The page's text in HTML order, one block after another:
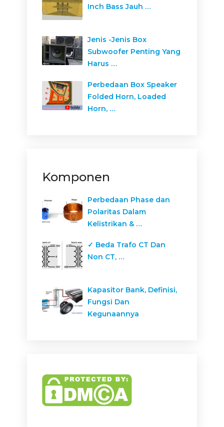
Inch Bass Jauh …
Jenis -Jenis Box
Subwoofer Penting Yang
Harus …
Perbedaan Box Speaker
Folded Horn, Loaded
Horn, …
Komponen
Perbedaan Phase dan
Polaritas Dalam
Kelistrikan & …
✓ Beda Trafo CT Dan
Non CT, …
Kapasitor Bank, Definisi,
Fungsi Dan
Kegunaannya